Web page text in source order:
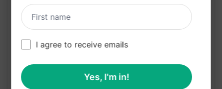
提示统计
解将生成的内容，我们建议免费安装 AIPRM 并试用
提示。
I agree to receive emails
Yes, I'm in!